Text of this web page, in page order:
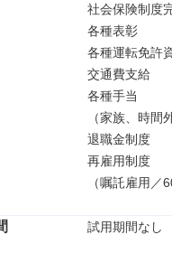
社会保険制度
各種表彰
各種運転免許
交通費支給
各種手当
（家族、時間
退職金制度
再雇用制度
（嘱託雇用／
試用期間なし